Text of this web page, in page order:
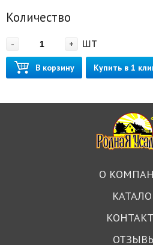
Количество
- + шт
В корзину Купить в 1
О